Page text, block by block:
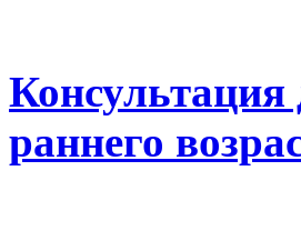
Консультация
раннего